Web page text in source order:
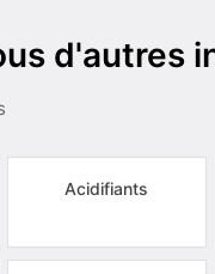
d'autres
Acidifiants